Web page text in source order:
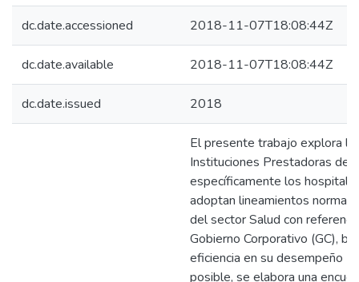
dc.date.accessioned 2018-11-07T18:08:44Z
dc.date.available 2018-11-07T18:08:44Z
dc.date.issued 2018
El presente trabajo explora la
Instituciones Prestadoras de
específicamente los
adoptan lineamientos
del sector Salud con
Gobierno Corporativo (GC),
eficiencia en su desempeño
posible, se elabora una